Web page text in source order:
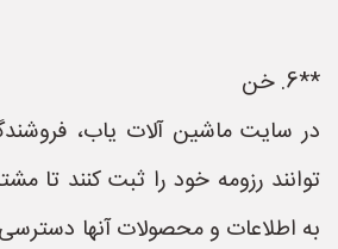
**6. خن
در سایت ماشین آلات یاب،
توانند رزومه خود را ثبت کنند تا
به اطلاعات و محصولات آنها